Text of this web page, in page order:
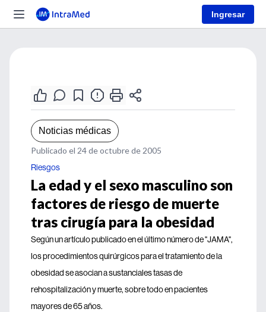
Ingresar
Noticias médicas
Publicado el 24 de octubre de 2005
Riesgos
La edad y el sexo masculino son
factores de riesgo de muerte
tras cirugía para la obesidad
Según un artículo publicado en el último número de "JAMA",
los procedimientos quirúrgicos para el tratamiento de la
obesidad se asocian a sustanciales tasas de
rehospitalización y muerte, sobre todo en pacientes
mayores de 65 años.